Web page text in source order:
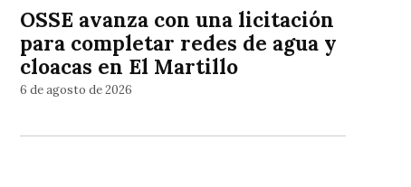
OSSE avanza con una licitación
para completar redes de agua y
cloacas en El Martillo
6 de agosto de 2026